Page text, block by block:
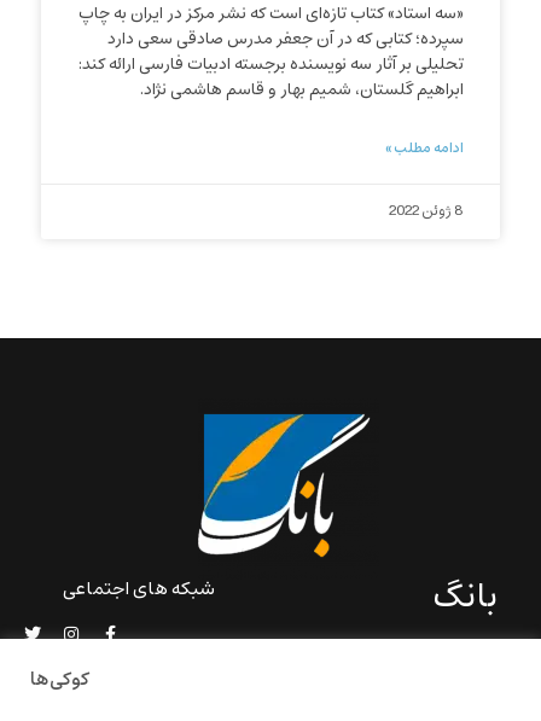
«سه استاد» کتاب تازه‌ای است که نشر مرکز در ایران به چاپ
سپرده؛ کتابی که در آن جعفر مدرس صادقی سعی دارد
تحلیلی بر آثار سه نویسنده برجسته ادبیات فارسی ارائه کند:
ابراهیم گلستان، شمیم بهار و قاسم هاشمی نژاد.
ادامه مطلب »
8 ژوئن 2022
بانگ شبکه های اجتماعی
کوکی‌ها